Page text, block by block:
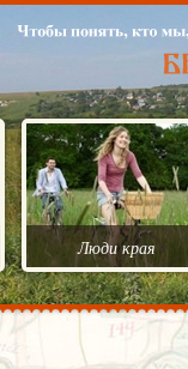
Люди края